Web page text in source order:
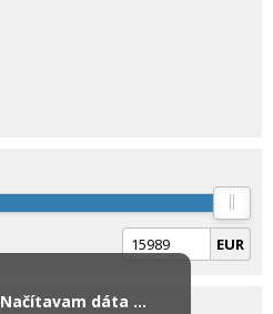
EUR
Načítavam dáta ...